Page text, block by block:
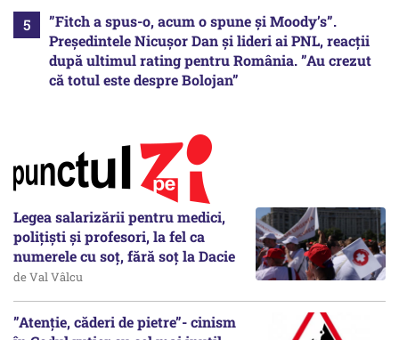
”Fitch a spus-o, acum o spune și Moody’s”.
Președintele Nicușor Dan și lideri ai PNL, reacții
după ultimul rating pentru România. ”Au crezut
că totul este despre Bolojan”
Legea salarizării pentru medici,
polițiști și profesori, la fel ca
numerele cu soț, fără soț la Dacie
de Val Vâlcu
”Atenție, căderi de pietre”- cinism